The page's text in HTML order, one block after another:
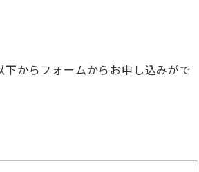
からフォームからお申し込みがで